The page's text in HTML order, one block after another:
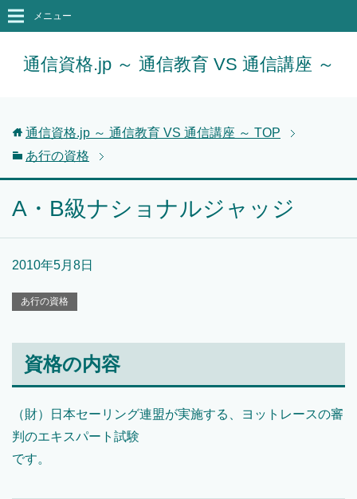
通信資格.jp ～ 通信教育 VS 通信講座 ～
メニュー
通信資格.jp ～ 通信教育 VS 通信講座 ～ TOP
あ行の資格
A・B級ナショナルジャッジ
2010年5月8日
あ行の資格
資格の内容
（財）日本セーリング連盟が実施する、ヨットレースの審
判のエキスパート試験
です。